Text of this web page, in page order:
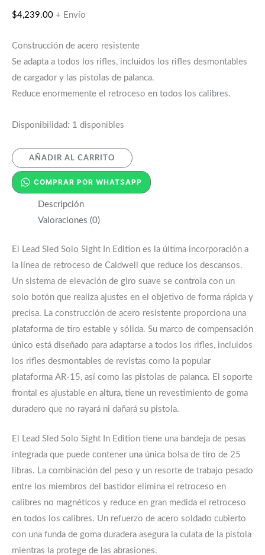
$4,239.00 + Envío
Construcción de acero resistente
Se adapta a todos los rifles, incluidos los rifles desmontables
de cargador y las pistolas de palanca.
Reduce enormemente el retroceso en todos los calibres.
Disponibilidad: 1 disponibles
AÑADIR AL CARRITO
COMPRAR POR WHATSAPP
Descripción
Valoraciones (0)
El Lead Sled Solo Sight In Edition es la última incorporación a
la línea de retroceso de Caldwell que reduce los descansos.
Un sistema de elevación de giro suave se controla con un
solo botón que realiza ajustes en el objetivo de forma rápida y
precisa. La construcción de acero resistente proporciona una
plataforma de tiro estable y sólida. Su marco de compensación
único está diseñado para adaptarse a todos los rifles, incluidos
los rifles desmontables de revistas como la popular
plataforma AR-15, así como las pistolas de palanca. El soporte
frontal es ajustable en altura, tiene un revestimiento de goma
duradero que no rayará ni dañará su pistola.
El Lead Sled Solo Sight In Edition tiene una bandeja de pesas
integrada que puede contener una única bolsa de tiro de 25
libras. La combinación del peso y un resorte de trabajo pesado
entre los miembros del bastidor elimina el retroceso en
calibres no magnéticos y reduce en gran medida el retroceso
en todos los calibres. Un refuerzo de acero soldado cubierto
con una funda de goma duradera asegura la culata de la pistola
mientras la protege de las abrasiones.